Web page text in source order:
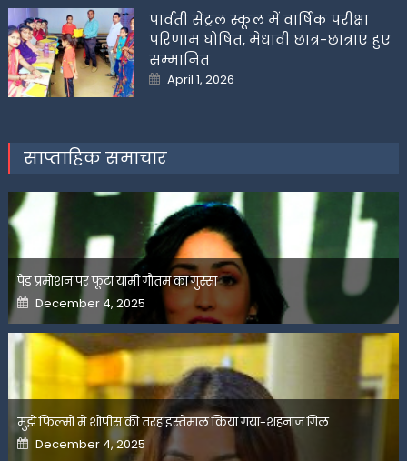
पार्वती सेंट्रल स्कूल में वार्षिक परीक्षा
परिणाम घोषित, मेधावी छात्र-छात्राएं हुए
सम्मानित
Posted
on
April 1, 2026
साप्ताहिक समाचार
पेड प्रमोशन पर फूटा यामी गौतम का गुस्सा
Posted
on
December 4, 2025
मुझे फिल्मों में शोपीस की तरह इस्तेमाल किया गया-शहनाज गिल
Posted
on
December 4, 2025